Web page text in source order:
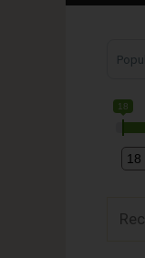
Sort
18